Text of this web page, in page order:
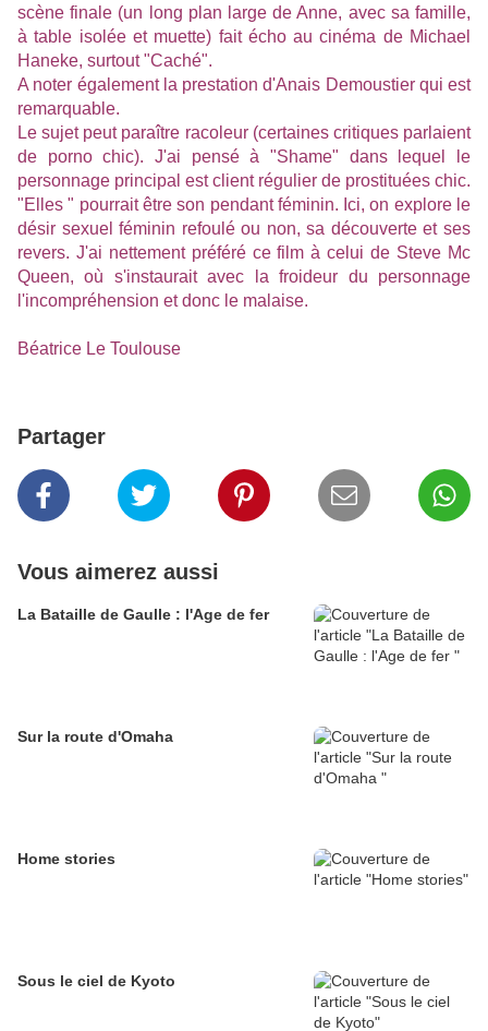
scène finale (un long plan large de Anne, avec sa famille,
à table isolée et muette) fait écho au cinéma de Michael
Haneke, surtout "Caché".
A noter également la prestation d'Anais Demoustier qui est
remarquable.
Le sujet peut paraître racoleur (certaines critiques parlaient
de porno chic). J'ai pensé à "Shame" dans lequel le
personnage principal est client régulier de prostituées chic.
"Elles " pourrait être son pendant féminin. Ici, on explore le
désir sexuel féminin refoulé ou non, sa découverte et ses
revers. J'ai nettement préféré ce film à celui de Steve Mc
Queen, où s'instaurait avec la froideur du personnage
l'incompréhension et donc le malaise.
Béatrice Le Toulouse
Partager
Vous aimerez aussi
La Bataille de Gaulle : l'Age de fer
Sur la route d'Omaha
Home stories
Sous le ciel de Kyoto